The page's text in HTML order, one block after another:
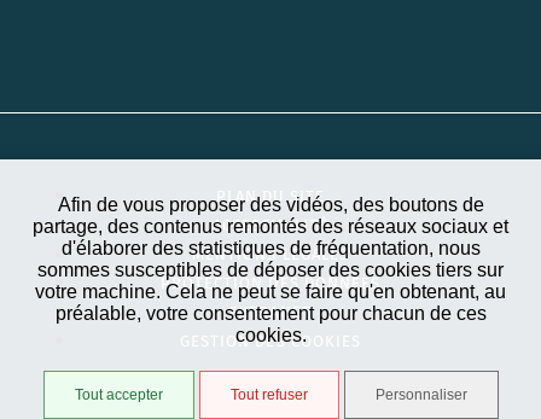
Afin de vous proposer des vidéos, des boutons de
partage, des contenus remontés des réseaux sociaux et
d'élaborer des statistiques de fréquentation, nous
sommes susceptibles de déposer des cookies tiers sur
votre machine. Cela ne peut se faire qu'en obtenant, au
préalable, votre consentement pour chacun de ces
cookies.
Tout accepter Tout refuser Personnaliser
PLAN DU SITE
ACCESSIBILITÉ
MENTIONS LÉGALES
PROTECTION DES DONNÉES
EXTRANET
GESTION DES COOKIES
STRATIS